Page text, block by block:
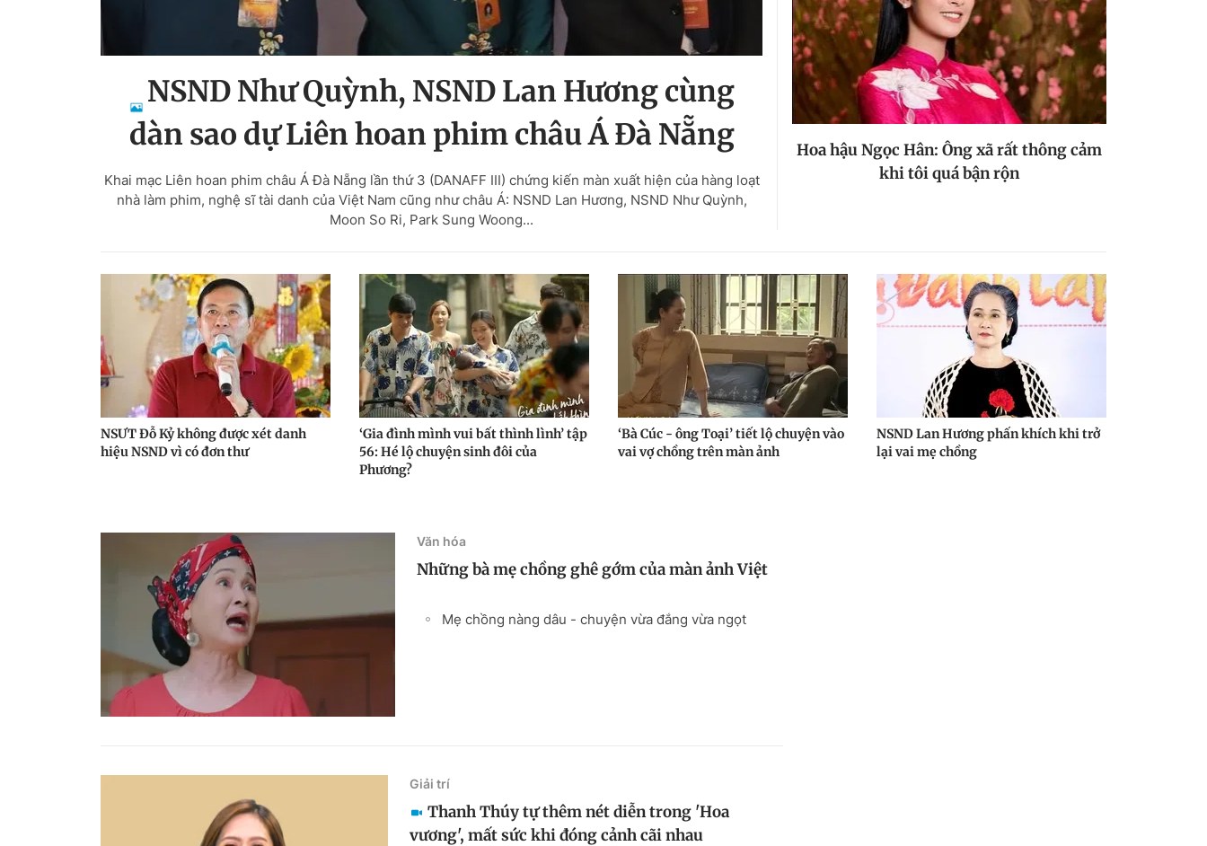
NSND Như Quỳnh, NSND Lan Hương cùng
dàn sao dự Liên hoan phim châu Á Đà Nẵng
Khai mạc Liên hoan phim châu Á Đà Nẵng lần thứ 3 (DANAFF III) chứng kiến màn xuất hiện của hàng loạt
nhà làm phim, nghệ sĩ tài danh của Việt Nam cũng như châu Á: NSND Lan Hương, NSND Như Quỳnh,
Moon So Ri, Park Sung Woong...
Hoa hậu Ngọc Hân: Ông xã rất thông cảm
khi tôi quá bận rộn
NSƯT Đỗ Kỷ không được xét danh
hiệu NSND vì có đơn thư
‘Gia đình mình vui bất thình lình’ tập
56: Hé lộ chuyện sinh đôi của
Phương?
‘Bà Cúc - ông Toại’ tiết lộ chuyện vào
vai vợ chồng trên màn ảnh
NSND Lan Hương phấn khích khi trở
lại vai mẹ chồng
Văn hóa
Những bà mẹ chồng ghê gớm của màn ảnh Việt
Mẹ chồng nàng dâu - chuyện vừa đắng vừa ngọt
Giải trí
Thanh Thúy tự thêm nét diễn trong 'Hoa
vương', mất sức khi đóng cảnh cãi nhau